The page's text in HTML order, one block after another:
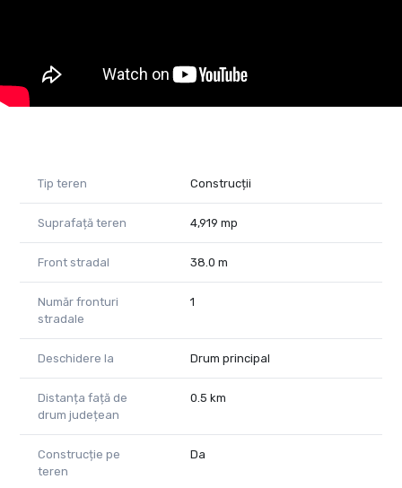
Alte avantaje:
* Utilități disponibile la proprietate: curent electric, apă,
* Acces excelent – proprietatea se află direct la asfalt și
foarte aproape de centrul localității
Oportunități:
* Ideal pentru construirea unei locuințe individuale sau a unui
complex rezidențial
* Posibilitate de exploatare agricolă (livadă și teren arabil)
* Perfect pentru pensiune, agropensiune sau proiecte
turistice datorită poziției și peisajului natural
Preț de vânzare negociabil. Se acceptă orice modalitate de
Pentru mai multe detalii sau pentru a programa o vizionare,
mă puteți contacta:
Eugenia Oancea: 0744 549 059
eugenia.oancea@propertylab.ro
Tip teren Construcții
Suprafață teren 4,919 mp
Front stradal 38.0 m
Număr fronturi
stradale
1
Deschidere la Drum principal
Distanța față de
drum județean
0.5 km
Construcție pe
teren
Da